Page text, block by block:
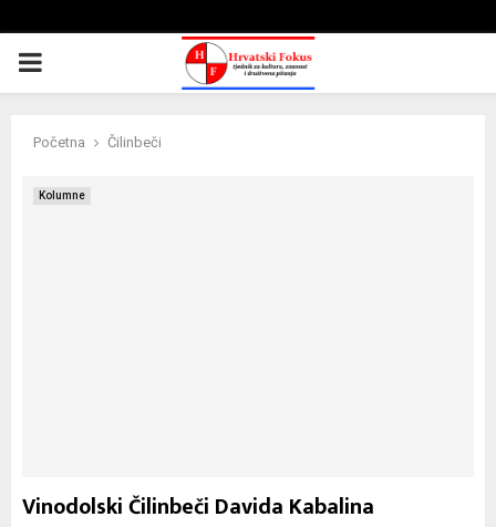
PRIMARY
Početna Čilinbeči
Kolumne
Vinodolski Čilinbeči Davida Kabalina